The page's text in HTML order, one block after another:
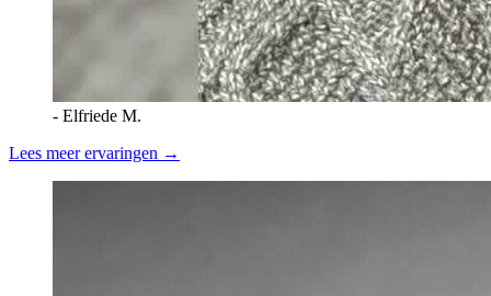
- Elfriede M.
Lees meer ervaringen →